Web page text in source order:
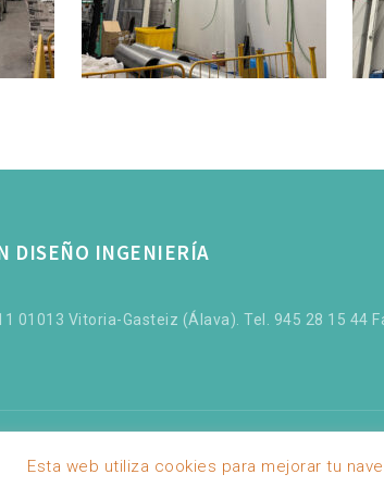
DISEÑO INGENIERÍA
01013 Vitoria-Gasteiz (Álava). Tel. 945 28 15 44
Esta web utiliza cookies para mejorar tu